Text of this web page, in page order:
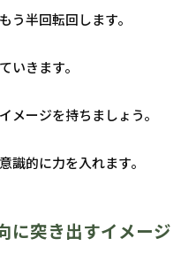
う半回転回します。
いきます。
メージを持ちましょう。
識的に力を入れます。
に突き出すイメージ